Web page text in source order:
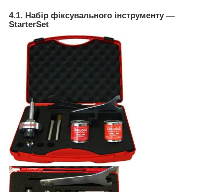
4.1. Набір фіксувального інструменту —
StarterSet